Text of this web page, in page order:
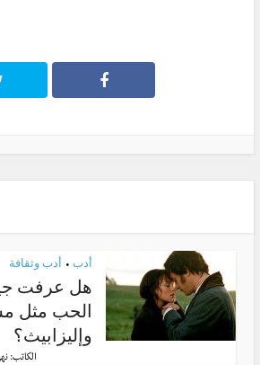
أدب • أدب وثقافة
هل عرفت
الحب مثل
وإليزابيث؟
الكاتب: